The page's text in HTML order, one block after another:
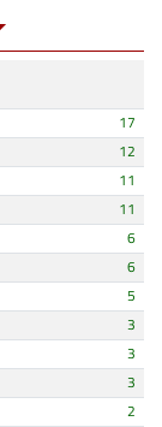
17
12
11
11
6
6
5
3
3
3
2